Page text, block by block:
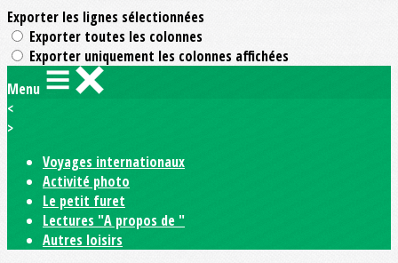
Exporter les lignes sélectionnées
Exporter toutes les colonnes
Exporter uniquement les colonnes affichées
Menu
<
>
Voyages internationaux
Activité photo
Le petit furet
Lectures "A propos de "
Autres loisirs